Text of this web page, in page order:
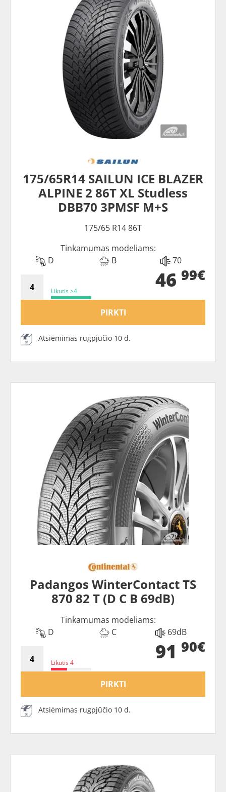
175/65R14 SAILUN ICE BLAZER
ALPINE 2 86T XL Studless
DBB70 3PMSF M+S
175/65 R14 86T
Tinkamumas modeliams:
D
B 70
Likutis >4 46 99€
PIRKTI
Atsiėmimas rugpjūčio 10 d.
Padangos WinterContact TS
870 82 T (D C B 69dB)
Tinkamumas modeliams:
D
C 69dB
Likutis 4 91 90€
PIRKTI
Atsiėmimas rugpjūčio 10 d.